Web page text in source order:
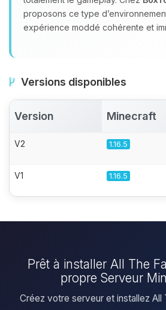
proposons ce type
expérience moddé cohérente et
Versions disponibles
Version Minecraft
V2 1.16.5
V1 1.16.5
Prêt à installer All The
propre Serveur
Créez votre serveur et installez All